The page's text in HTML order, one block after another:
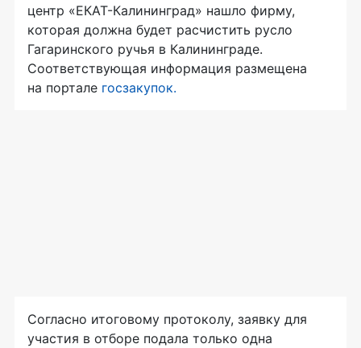
центр «ЕКАТ-Калининград» нашло фирму,
которая должна будет расчистить русло
Гагаринского ручья в Калининграде.
Соответствующая информация размещена
на портале госзакупок.
Согласно итоговому протоколу, заявку для
участия в отборе подала только одна